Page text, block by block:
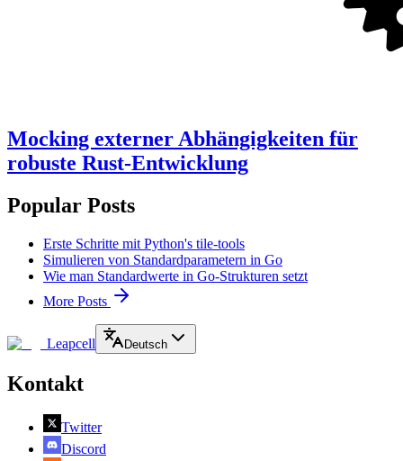
Mocking externer Abhängigkeiten für
robuste Rust-Entwicklung
Popular Posts
Erste Schritte mit Python's tile-tools
Simulieren von Standardparametern in Go
Wie man Standardwerte in Go-Strukturen setzt
More Posts
Leapcell Deutsch
Kontakt
Twitter
Discord